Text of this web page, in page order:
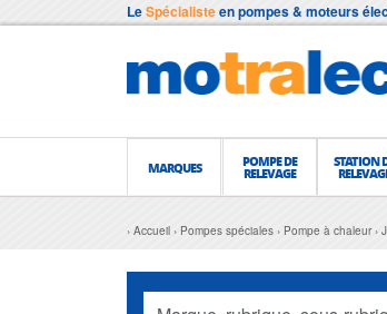
LeSpécialisteen pompes & moteurs
MARQUES POMPE DE
RELEVAGE
STATION
Accueil Pompes spéciales Pompe à chaleur